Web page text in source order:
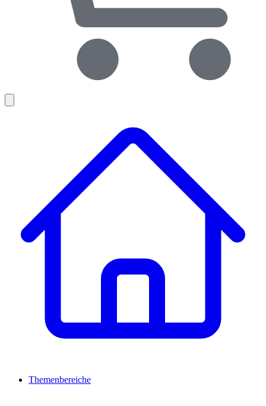
Themenbereiche